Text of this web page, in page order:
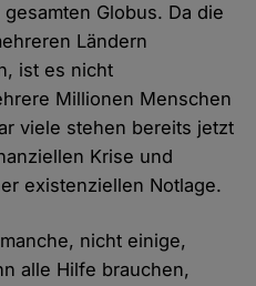
Globus. Da die
Ländern
ist es nicht
Millionen Menschen
viele stehen bereits jetzt
Krise und
existenziellen Notlage.
nicht einige,
alle Hilfe brauchen,